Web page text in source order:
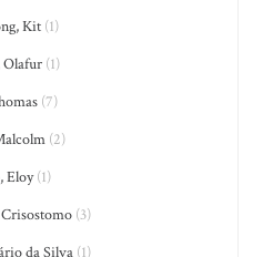
Kit (1)
Olafur(1)
(7)
(2)
Eloy(1)
(3)
da Silva (1)